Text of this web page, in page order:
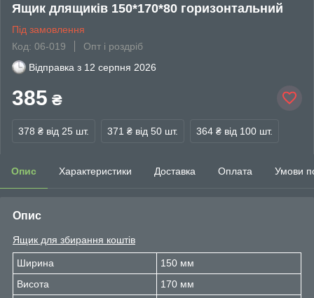
Ящик длящиків 150*170*80 горизонтальний
Під замовлення
Код: 06-019
Опт і роздріб
Відправка з 12 серпня 2026
385 ₴
378 ₴ від 25 шт. 371 ₴ від 50 шт. 364 ₴ від 100 шт.
Опис Характеристики Доставка Оплата Умови
Опис
Ящик для збирання коштів
Ширина
150 мм
Висота
170 мм